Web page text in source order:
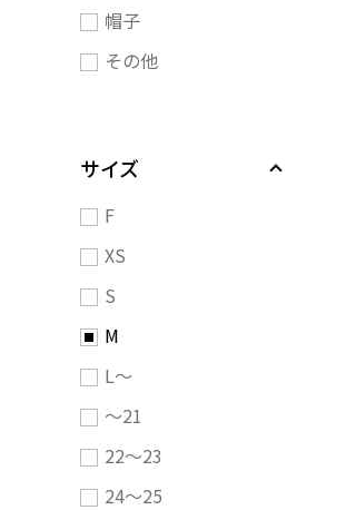
帽子
その他
サイズ
F
XS
S
M
L～
～21
22～23
24～25